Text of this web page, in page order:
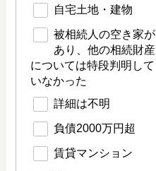
自宅土地・建物
被相続人の空き家が
あり、他の相続財産
については特段判明して
いなかった
詳細は不明
負債2000万円超
賃貸マンション